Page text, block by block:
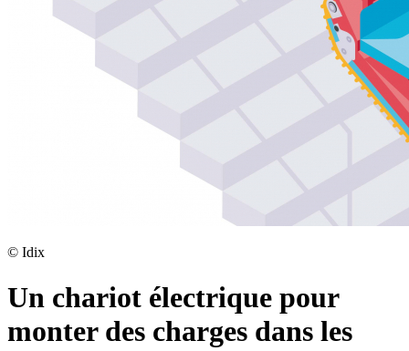
© Idix
Un chariot électrique pour
monter des charges dans les